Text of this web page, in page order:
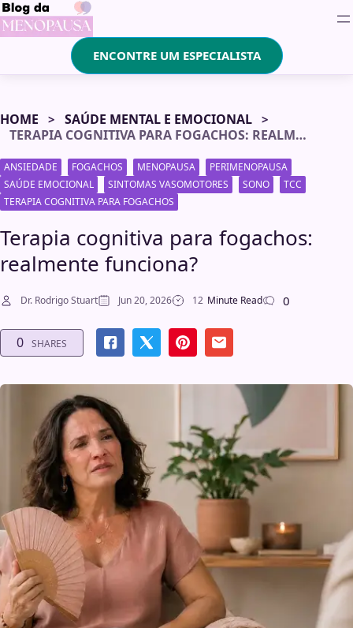
ENCONTRE UM ESPECIALISTA
HOME
SAÚDE MENTAL E EMOCIONAL
TERAPIA COGNITIVA PARA FOGACHOS: REALMENTE FUNCIONA?
ANSIEDADE FOGACHOS MENOPAUSA
PERIMENOPAUSA
SAÚDE EMOCIONAL
SINTOMAS VASOMOTORES SONO
TCC
TERAPIA COGNITIVA PARA FOGACHOS
Terapia cognitiva para fogachos:
realmente funciona?
Dr. Rodrigo Stuart Jun 20, 2026 12 Minute Read 0
0 SHARES